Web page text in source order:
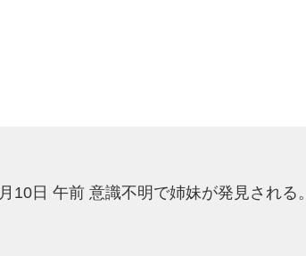
10日 午前 意識不明で姉妹が発見される。